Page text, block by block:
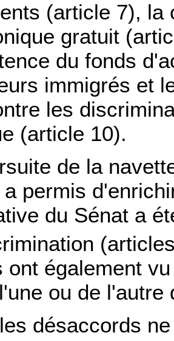
(article 7), la
gratuit
du fonds
immigrés et
les
(article 10).
de la
permis
du Sénat a
ont également
ou de l'autre
désaccords